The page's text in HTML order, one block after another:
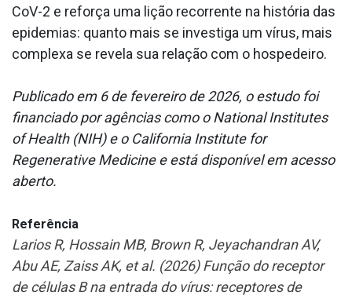
CoV-2 e reforça uma lição recorrente na história das
epidemias: quanto mais se investiga um vírus, mais
complexa se revela sua relação com o hospedeiro.
Publicado em 6 de fevereiro de 2026, o estudo foi
financiado por agências como o National Institutes
of Health (NIH) e o California Institute for
Regenerative Medicine e está disponível em acesso
aberto.
Referência
Larios R, Hossain MB, Brown R, Jeyachandran AV,
Abu AE, Zaiss AK, et al. (2026) Função do receptor
de células B na entrada do vírus: receptores de